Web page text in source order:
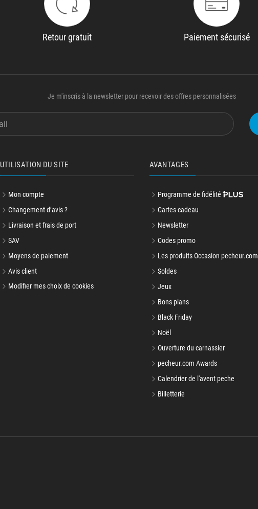
Retour gratuit Paiement sécurisé
Je m'inscris à la newsletter pour recevoir des offres personnalisées
UTILISATION DU SITE
Mon compte
Changement d’avis ?
Livraison et frais de port
SAV
Moyens de paiement
Avis client
Modifier mes choix de cookies
AVANTAGES
Programme de fidélité
Cartes cadeau
Newsletter
Codes promo
Les produits Occasion pecheur.com
Soldes
Jeux
Bons plans
Black Friday
Noël
Ouverture du carnassier
pecheur.com Awards
Calendrier de l'avent peche
Billetterie